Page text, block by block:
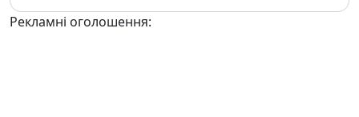
Рекламні оголошення: